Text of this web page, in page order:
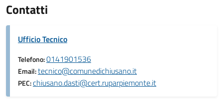
Contatti
Ufficio Tecnico
Telefono:0141901536
Email:tecnico@comunedichiusano.it
PEC:chiusano.dasti@cert.ruparpiemonte.it